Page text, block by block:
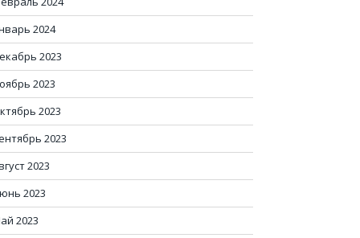
2024
2023
2023
2023
2023
2023
2023
2023